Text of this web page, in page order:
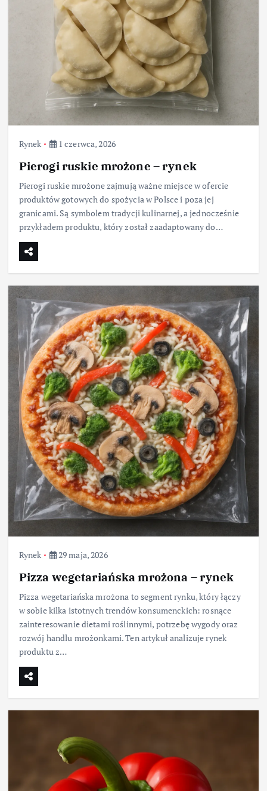
Rynek 1 czerwca, 2026
Pierogi ruskie mrożone – rynek
Pierogi ruskie mrożone zajmują ważne miejsce w ofercie
produktów gotowych do spożycia w Polsce i poza jej
granicami. Są symbolem tradycji kulinarnej, a jednocześnie
przykładem produktu, który został zaadaptowany do…
Rynek 29 maja, 2026
Pizza wegetariańska mrożona – rynek
Pizza wegetariańska mrożona to segment rynku, który łączy
w sobie kilka istotnych trendów konsumenckich: rosnące
zainteresowanie dietami roślinnymi, potrzebę wygody oraz
rozwój handlu mrożonkami. Ten artykuł analizuje rynek
produktu z…